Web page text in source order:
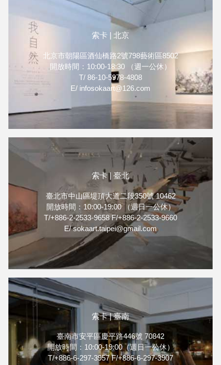
與羅文欣共九位藝術家的精彩
作品，從平面繪畫到復合媒材
雕塑皆有展出，期望能為臺中
及周邊城市的藝文愛好者帶來
更豐富的美感體驗，開創獨一
無二的藝術新風貌。
衢、王挺宇、卓卉芹、彭慧
婷、黃柏勳、趙璐嘉與日籍藝
術家飯田桐子，共七位藝術家
藝術風貌豐富您的視野。
索卡 | 北京
北京市朝陽區酒仙橋路2號798藝術區8502
開放時間：10:00-18:30 （週一公休）
T/ 86-10-5978-4808
E/ infosokaart@126.com
索卡 | 臺北
臺北市中山區堤頂大道二段350號 10462
開放時間：10:00-19:00 （週日一公休）
T/+886-2-2533-9658 F/+886-2-2533-9660
E/ sokaart.taipei@gmail.com
索卡 | 臺南
臺南市安平區慶平路446號 70842
開放時間：10:00-19:00（週日一公休）
T/+886-6-297-3957 F/+886-6-297-3907